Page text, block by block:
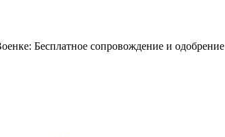
Бесплатное сопровождение и одобрение